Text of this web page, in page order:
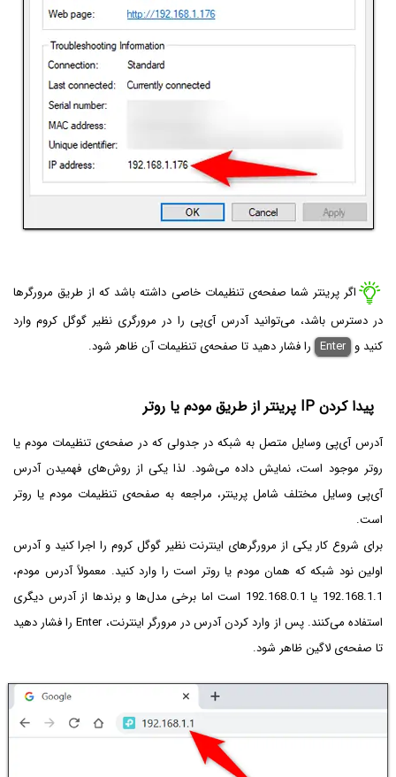
اگر پرینتر شما صفحه‌ی تنظیمات خاصی داشته باشد که از طریق مرورگرها
در دسترس باشد، می‌توانید آدرس آی‌پی را در مرورگری نظیر گوگل کروم وارد
کنید و Enter را فشار دهید تا صفحه‌ی تنظیمات آن ظاهر شود.
پیدا کردن IP پرینتر از طریق مودم یا روتر
آدرس آی‌پی وسایل متصل به شبکه در جدولی که در صفحه‌ی تنظیمات مودم یا
روتر موجود است، نمایش داده می‌شود. لذا یکی از روش‌های فهمیدن آدرس
آی‌پی وسایل مختلف شامل پرینتر، مراجعه به صفحه‌ی تنظیمات مودم یا روتر
است.
برای شروع کار یکی از مرورگرهای اینترنت نظیر گوگل کروم را اجرا کنید و آدرس
اولین نود شبکه که همان مودم یا روتر است را وارد کنید. معمولاً آدرس مودم،
192.168.1.1 یا 192.168.0.1 است اما برخی مدل‌ها و برندها از آدرس دیگری
استفاده می‌کنند. پس از وارد کردن آدرس در مرورگر اینترنت، Enter را فشار دهید
تا صفحه‌ی لاگین ظاهر شود.